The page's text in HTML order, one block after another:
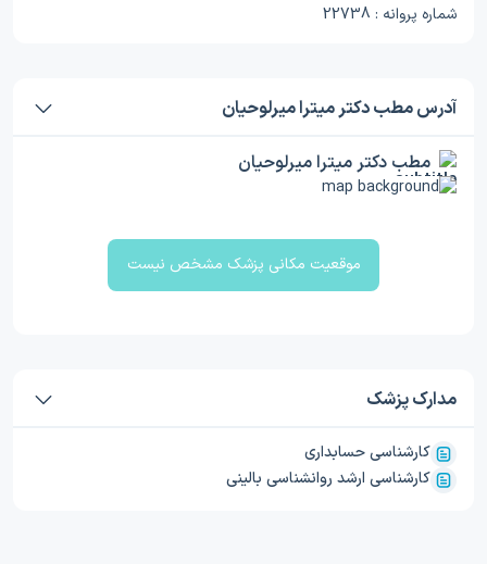
شماره پروانه : 22738
آدرس مطب دکتر میترا میرلوحیان
مطب دکتر میترا میرلوحیان
موقعیت مکانی پزشک مشخص نیست
مدارک پزشک
کارشناسی حسابداری
کارشناسی ارشد روانشناسی بالینی